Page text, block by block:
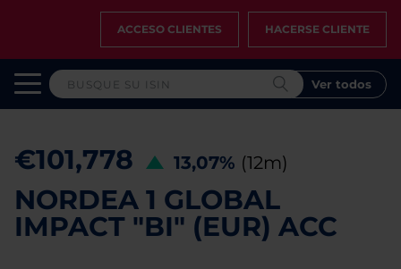
ACCESO CLIENTES HACERSE CLIENTE
Ver todos
€101,778 13,07% (12m)
NORDEA 1 GLOBAL
IMPACT "BI" (EUR) ACC